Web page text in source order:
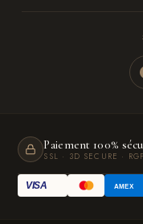
Paiement 100%
SSL · 3D SECURE ·
VISA AMEX